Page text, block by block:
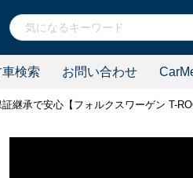
検索 お問い合わせ
継承で安心【フォルクスワーゲン T-